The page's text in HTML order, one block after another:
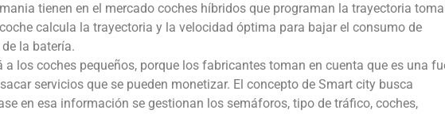
tienen en el mercado coches híbridos que programan la trayectoria
calcula la trayectoria y la velocidad óptima para bajar el consumo de
la batería.
los coches pequeños, porque los fabricantes toman en cuenta que es una
servicios que se pueden monetizar. El concepto de Smart city busca
en esa información se gestionan los semáforos, tipo de tráfico, coches,